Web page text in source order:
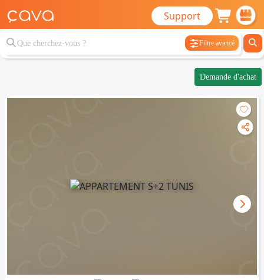
Support
Filtre avancé
Demande d'achat